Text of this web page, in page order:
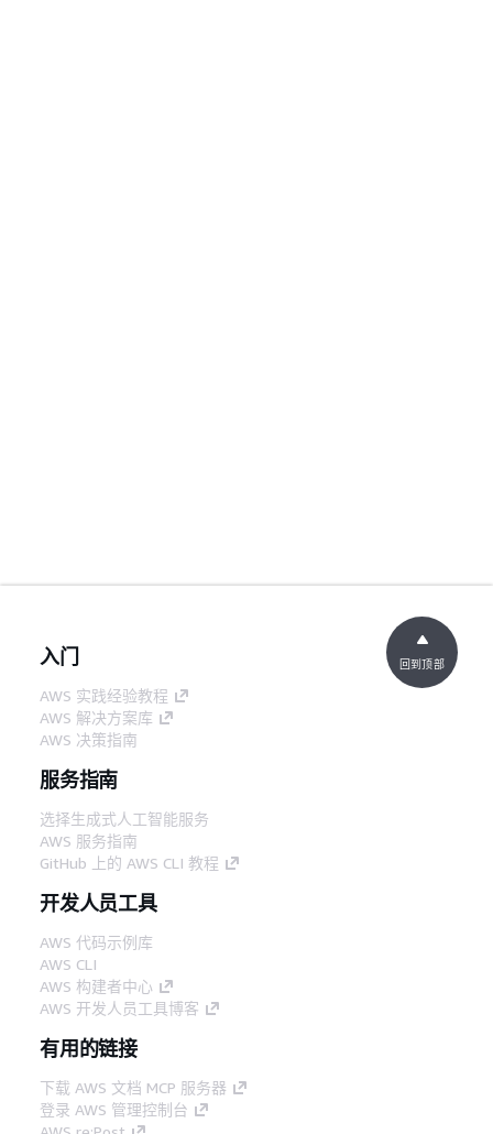
入门
AWS 实践经验教程
AWS 解决方案库
AWS 决策指南
服务指南
选择生成式人工智能服务
AWS 服务指南
GitHub 上的 AWS CLI 教程
开发人员工具
AWS 代码示例库
AWS CLI
AWS 构建者中心
AWS 开发人员工具博客
有用的链接
下载 AWS 文档 MCP 服务器
登录 AWS 管理控制台
回到顶部